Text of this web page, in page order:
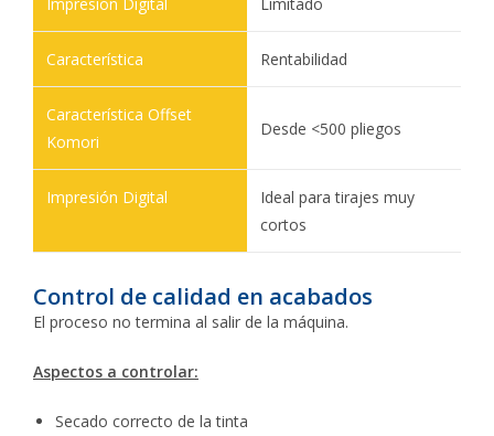
Rentabilidad
Desde <500 pliegos
Ideal para tirajes muy
cortos
Control de calidad en acabados
El proceso no termina al salir de la máquina.
Aspectos a controlar:
Secado correcto de la tinta